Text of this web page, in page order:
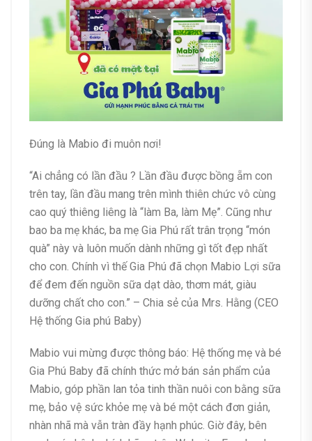
Đúng là Mabio đi muôn nơi!
“Ai chẳng có lần đầu ? Lần đầu được bồng ẵm con
trên tay, lần đầu mang trên mình thiên chức vô cùng
cao quý thiêng liêng là “làm Ba, làm Mẹ”. Cũng như
bao ba mẹ khác, ba mẹ Gia Phú rất trân trọng “món
quà” này và luôn muốn dành những gì tốt đẹp nhất
cho con. Chính vì thế Gia Phú đã chọn Mabio Lợi sữa
để đem đến nguồn sữa dạt dào, thơm mát, giàu
dưỡng chất cho con.” – Chia sẻ của Mrs. Hằng (CEO
Hệ thống Gia phú Baby)
Mabio vui mừng được thông báo: Hệ thống mẹ và bé
Gia Phú Baby đã chính thức mở bán sản phẩm của
Mabio, góp phần lan tỏa tinh thần nuôi con bằng sữa
mẹ, bảo vệ sức khỏe mẹ và bé một cách đơn giản,
nhàn nhã mà vẫn tràn đầy hạnh phúc. Giờ đây, bên